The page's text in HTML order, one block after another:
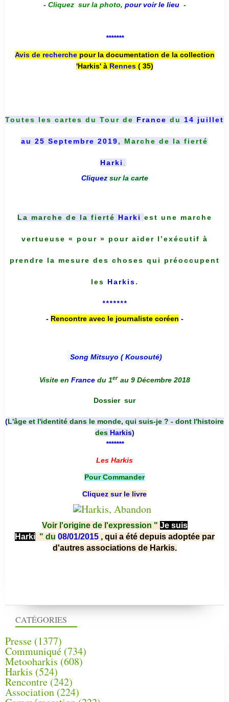
CATÉGORIES
Presse (1377)
Communiqué (734)
Metooharkis (608)
Harkis (524)
Rencontre (242)
Association (224)
- Cliquez sur la photo, pour voir le lieu -
*******
Avis de recherche pour la documentation de la collection
'Harkis' à Rennes( 35)
Toutes les cartes du Tour de France du 14 juillet
au 25 Septembre 2019, Marche de la fierté
Harki
Cliquez sur la carte
La marche de la fierté Harki est une marche
vertueuse « pour » pour aider l’exécutif à
prendre la mesure des choses qui préoccupent
les Harkis.
*******
- Rencontre avec le journaliste coréen -
Song Mitsuyo ( Kousouté)
Visite en France du 1er au 9 Décembre 2018
Dossier sur
(L'âge et l'identité dans le monde, qui suis-je ? - dont l'histoire
des Harkis)
*******
Les Harkis
Pour Commander
Cliquez sur le livre
Voir l'origine de l'expression " Je suis
Harki " du 08/01/2015 , qui a été depuis adoptée par
d'autres associations de Harkis.